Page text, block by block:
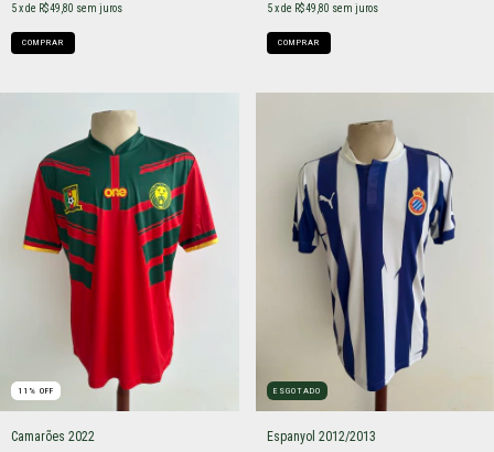
5x de R$49,80 sem juros
COMPRAR
5 x de R$49,80 sem juros
COMPRAR
11 % OFF
Camarões 2022
ESGOTADO
Espanyol 2012/2013